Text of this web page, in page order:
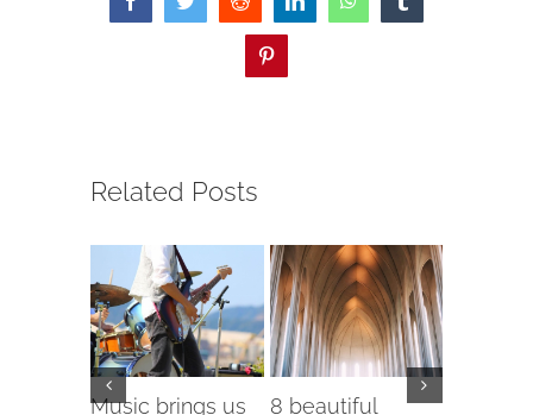
FacebookTwitterReddit LinkedInWhatsAppTumblr
Pinterest
Related Posts
Music brings us
8 beautiful